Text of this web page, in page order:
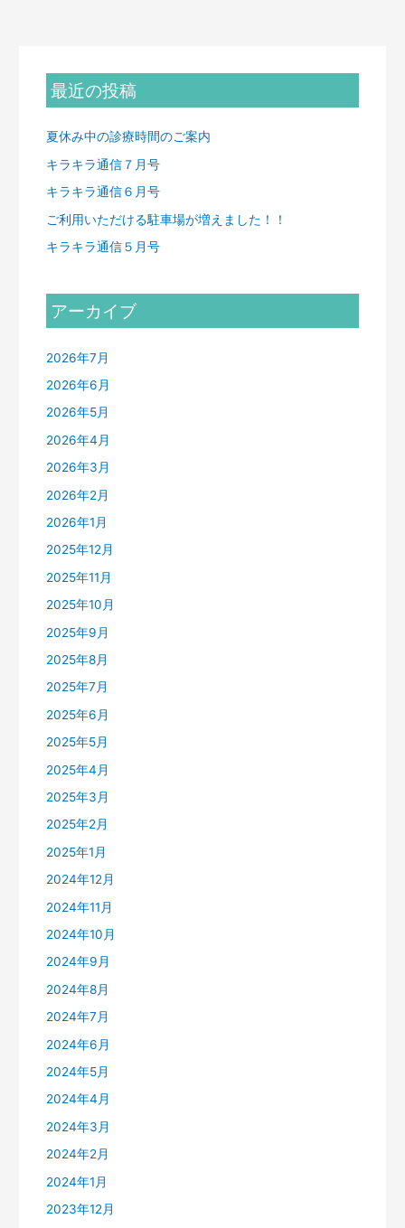
最近の投稿
夏休み中の診療時間のご案内
キラキラ通信７月号
キラキラ通信６月号
ご利用いただける駐車場が増えました！！
キラキラ通信５月号
アーカイブ
2026年7月
2026年6月
2026年5月
2026年4月
2026年3月
2026年2月
2026年1月
2025年12月
2025年11月
2025年10月
2025年9月
2025年8月
2025年7月
2025年6月
2025年5月
2025年4月
2025年3月
2025年2月
2025年1月
2024年12月
2024年11月
2024年10月
2024年9月
2024年8月
2024年7月
2024年6月
2024年5月
2024年4月
2024年3月
2024年2月
2024年1月
2023年12月